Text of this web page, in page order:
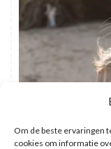
Om de beste ervaringen
cookies om informatie